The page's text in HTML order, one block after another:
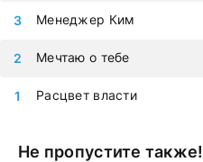
Расцвет власти
Мечтаю о тебе
Менеджер Ким
Не пропустите также!